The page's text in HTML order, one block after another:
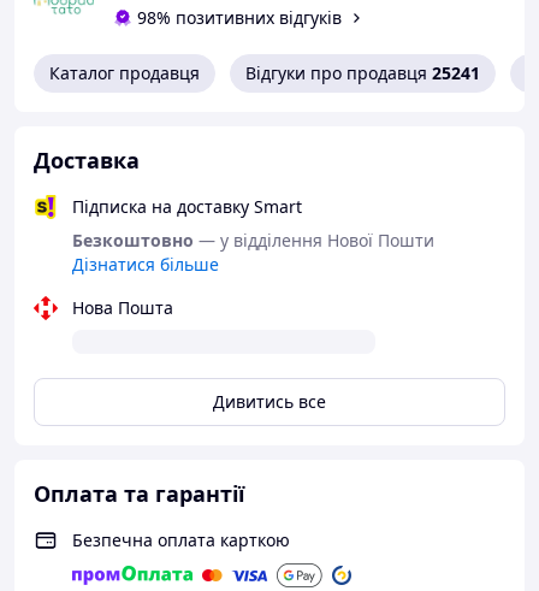
98% позитивних відгуків
Каталог продавця Відгуки про продавця 25241
Доставка
Підписка на доставку Smart
Безкоштовно — у відділення Нової Пошти
Дізнатися більше
Нова Пошта
Дивитись все
Оплата та гарантії
Безпечна оплата карткою